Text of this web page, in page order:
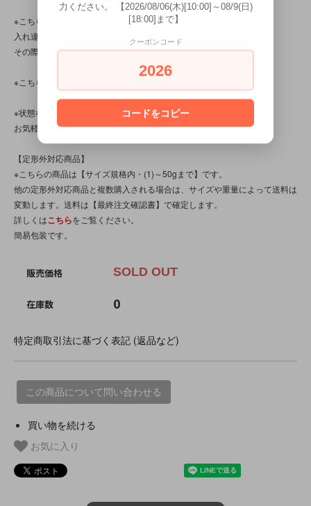
※こちらの商品は店頭でも販売しています。
入れ違いで完売してしまう場合がございます。
その際はご容赦くださいませ。
※こちらの商品は、中古・ヴィンテージ品です。
※状態など分かり辛い点、気になる点、不明点がございましたら、
お気軽にお問い合わせください。
【定形外対応商品】
※こちらの商品は【サイズ規格内・(1)～50gまで】です。
他の定形外対応商品と複数購入される場合は、サイズや重量によって送料は
変動します。送料は【最終注文確認書】で確定します。
詳しくはこちらをご覧ください。
簡易包装です。
販売価格 SOLD OUT
在庫数 0
特定商取引法に基づく表記 (返品など)
この商品について問い合わせる
買い物を続ける
お気に入り
力ください。 【2026/08/06(木)[10:00]～08/9(日)
[18:00]まで】
クーポンコード
2026
コードをコピー